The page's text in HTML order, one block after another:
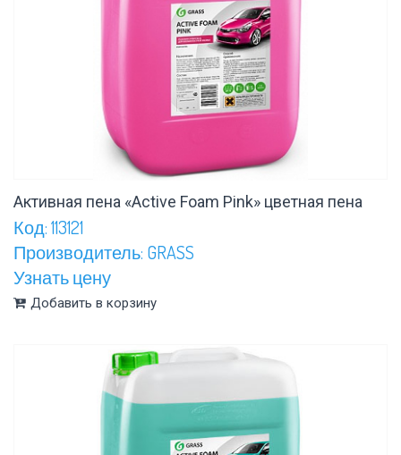
Активная пена «Active Foam Pink» цветная пена
Код: 113121
Производитель: GRASS
Узнать цену
Добавить в корзину